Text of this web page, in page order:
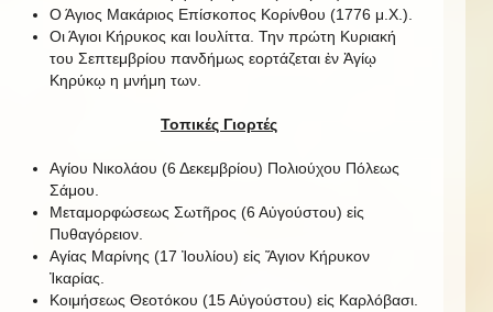
Ο Άγιος Μακάριος Επίσκοπος Κορίνθου (1776 μ.Χ.).
Οι Άγιοι Κήρυκος και Ιουλίττα. Την πρώτη Κυριακή
του Σεπτεμβρίου πανδήμως εορτάζεται ἐν Ἁγίῳ
Κηρύκῳ η μνήμη των.
Τοπικές Γιορτές
Αγίου Νικολάου (6 Δεκεμβρίου) Πολιούχου Πόλεως
Σάμου.
Μεταμορφώσεως Σωτῆρος (6 Αὐγούστου) εἰς
Πυθαγόρειον.
Αγίας Μαρίνης (17 Ἰουλίου) εἰς Ἅγιον Κήρυκον
Ἰκαρίας.
Κοιμήσεως Θεοτόκου (15 Αὐγούστου) εἰς Καρλόβασι.